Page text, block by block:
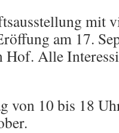
mit
am 17.
Hof. Alle
von 10 bis 18